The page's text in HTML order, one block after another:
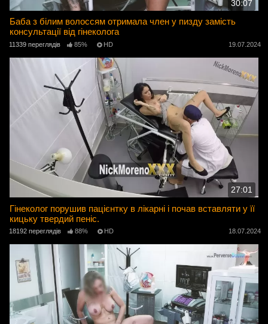
30:07
Баба з білим волоссям отримала член у пизду замість
консультації від гінеколога
11339 переглядів 85% HD 19.07.2024
27:01
Гінеколог порушив пацієнтку в лікарні і почав вставляти у її
кицьку твердий пеніс.
18192 переглядів 88% HD 18.07.2024